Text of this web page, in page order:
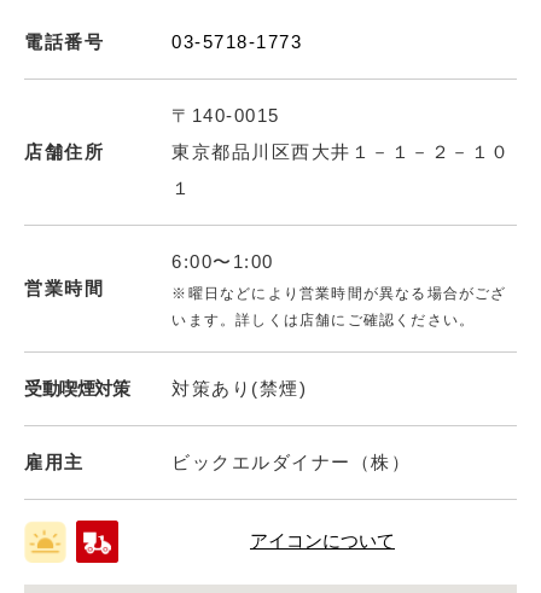
電話番号 03-5718-1773
店舗住所
〒140-0015
東京都品川区西大井１－１－２－１０
１
営業時間
6:00〜1:00
※曜日などにより営業時間が異なる場合がござ
います。詳しくは店舗にご確認ください。
受動喫煙対策 対策あり(禁煙)
雇用主 ビックエルダイナー（株）
アイコンについて